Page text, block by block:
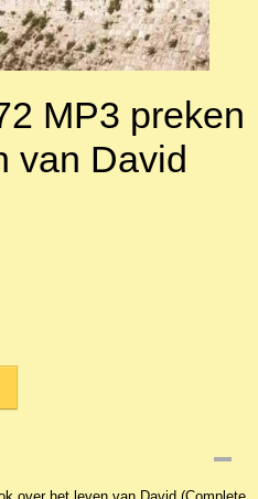
MP3 preken
van David